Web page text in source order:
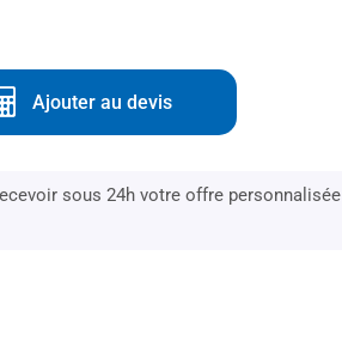
Ajouter au devis
sous 24h votre offre personnalisée